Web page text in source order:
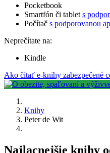
Pocketbook
Smartfón či tablet s
Počítač s podporovanou
Neprečítate na:
Kindle
Ako čítať e-knihy zabezpečené
Knihy
Peter de Wit
Najlacnejšie knihy